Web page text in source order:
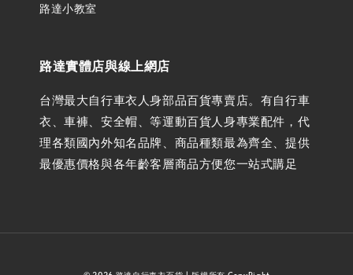
路達小教室
路達實體店與線上網店
台灣最大自行車衣人身部品百貨專賣店。有自行車
衣、車褲、安全帽、等運動百貨人身專業配件，代
理各類國內外知名品牌、商品種類最為齊全、提供
最優惠價格與各年齡客層商品方便您一站式購足